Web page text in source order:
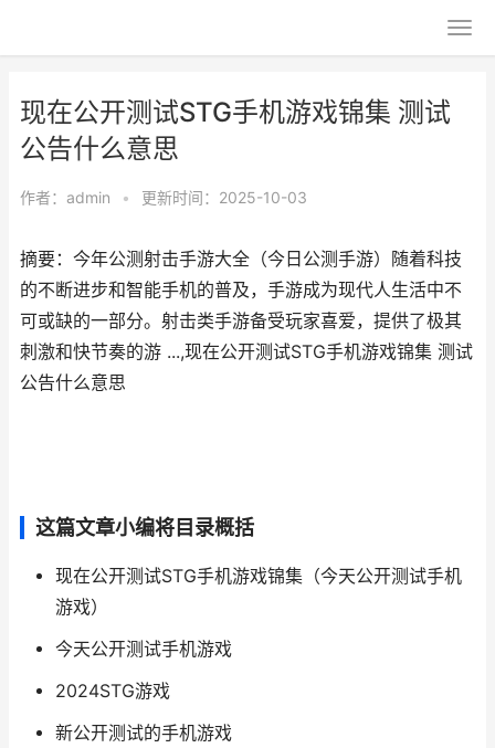
现在公开测试STG手机游戏锦集 测试
公告什么意思
作者： admin • 更新时间：2025-10-03
摘要：今年公测射击手游大全（今日公测手游）随着科技
的不断进步和智能手机的普及，手游成为现代人生活中不
可或缺的一部分。射击类手游备受玩家喜爱，提供了极其
刺激和快节奏的游 ...,现在公开测试STG手机游戏锦集 测试
公告什么意思
这篇文章小编将目录概括
现在公开测试STG手机游戏锦集（今天公开测试手机
游戏）
今天公开测试手机游戏
2024STG游戏
新公开测试的手机游戏